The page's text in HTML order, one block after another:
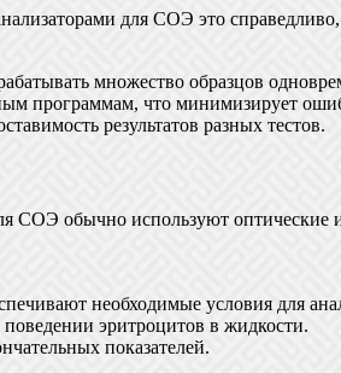
для СОЭ это
множество образцов
программам, что минимизирует
результатов разных тестов.
обычно используют оптические
необходимые условия для
эритроцитов в жидкости.
показателей.